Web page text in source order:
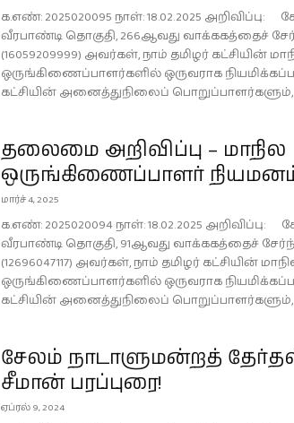
க.எண்: 2025020095 நாள்: 18.02.2025 அறிவிப்பு:
வீரபாண்டி தொகுதி, 266ஆவது வாக்ககத்தைச்
(16059209999) அவர்கள், நாம் தமிழர் கட்சியின்
ஒருங்கிணைப்பாளர்களில் ஒருவராக
கட்சியின் அனைத்துநிலைப் பொறுப்பாளர்களும்,
தலைமை அறிவிப்பு – மாநில
ஒருங்கிணைப்பாளர்
மார்ச் 4, 2025
க.எண்: 2025020094 நாள்: 18.02.2025
வீரபாண்டி தொகுதி, 91ஆவது வாக்ககத்தைச்
(12696047117) அவர்கள், நாம் தமிழர் கட்சியின்
ஒருங்கிணைப்பாளர்களில் ஒருவராக
கட்சியின் அனைத்துநிலைப் பொறுப்பாளர்களும்,
சேலம் நாடாளுமன்றத் தேர்தல்,
சீமான் பரப்புரை!
ஏப்ரல் 9, 2024